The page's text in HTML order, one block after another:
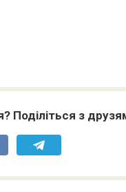
Поділіться з